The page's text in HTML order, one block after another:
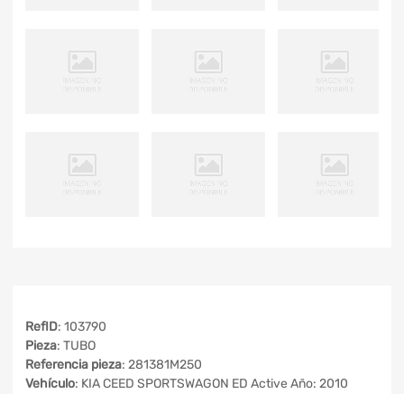
RefID: 103790
Pieza: TUBO
Referencia pieza: 281381M250
Vehículo: KIA CEED SPORTSWAGON ED Active Año: 2010